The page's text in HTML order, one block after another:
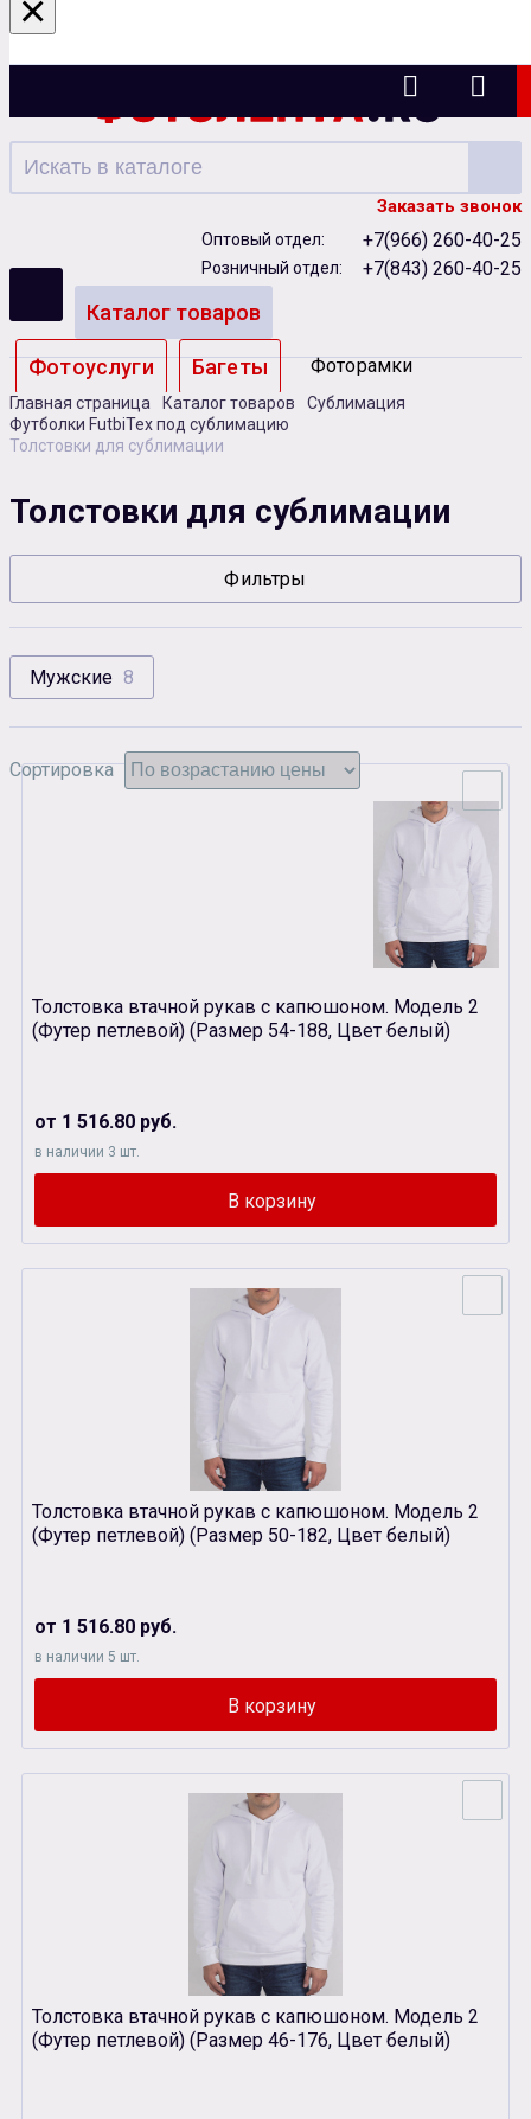
Казань
Заказать звонок
Оптовый отдел: +7(966) 260-40-25
Розничный отдел: +7(843) 260-40-25
Каталог товаров
Фотоуслуги Багеты Фоторамки
Альбомы
Батарейки Сублимация
Сувенирная продукция Зарядные устройства
Аксессуары
Главная страница Каталог товаров
Сублимация
Футболки FutbiTex под сублимацию
Толстовки для сублимации
Толстовки для сублимации
Фильтры
Мужские 8
Сортировка
Толстовка втачной рукав с капюшоном. Модель 2
(Футер петлевой) (Размер 54-188, Цвет белый)
от 1 516.80 руб.
в наличии 3 шт.
Толстовка втачной рукав с капюшоном. Модель 2
(Футер петлевой) (Размер 50-182, Цвет белый)
от 1 516.80 руб.
в наличии 5 шт.
Толстовка втачной рукав с капюшоном. Модель 2
(Футер петлевой) (Размер 46-176, Цвет белый)
×